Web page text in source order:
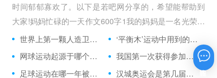
时间郁郁寡欢了。以下是若吧网分享的，希望能帮助到
大家!妈妈忙碌的一天作文600字1我的妈妈是一名光荣的
人民警察，她总有做不完的事情。
世界上第一颗人造卫星是前苏联在哪一年发射的？
‘平衡木’运动中用到的平衡木，有多宽？（厘米）
网球运动起源于哪个国家？
我国第一次获得参加奥运会足球项目决赛阶段比赛资格是在哪一年？
足球运动在哪一年被列为奥运会比赛项目？
汉城奥运会是第几届奥运会？